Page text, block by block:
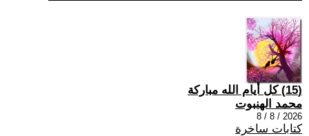
(15) كل أيام الله مباركة
محمد الهنبوت
2026 / 8 / 8
كتابات ساخرة